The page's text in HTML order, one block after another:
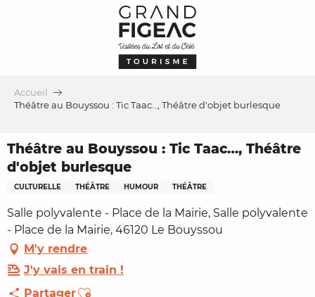
Accueil
Théâtre au Bouyssou : Tic Taac…, Théâtre d'objet burlesque
Théâtre au Bouyssou : Tic Taac…, Théâtre
d'objet burlesque
CULTURELLE THÉÂTRE HUMOUR THÉÂTRE
Salle polyvalente - Place de la Mairie, Salle polyvalente
- Place de la Mairie, 46120 Le Bouyssou
M'y rendre
J'y vais en train !
PartagerAjouter aux favoris